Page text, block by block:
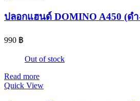
ปลอกแฮนด์ DOMINO A450 (ด
990 ฿
Out of stock
Read more
Quick View